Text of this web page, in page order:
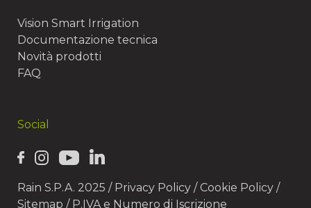
Vision Smart Irrigation
Documentazione tecnica
Novità prodotti
FAQ
Social
Rain S.P.A. 2025 / Privacy Policy / Cookie Policy /
Sitemap / P.IVA e Numero di Iscrizione